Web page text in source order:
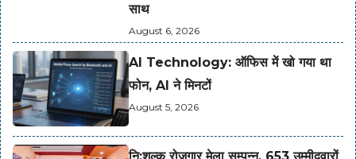
साथ
August 6, 2026
AI Technology: ऑफिस में खो गया था
फोन, AI ने मिनटों
August 5, 2026